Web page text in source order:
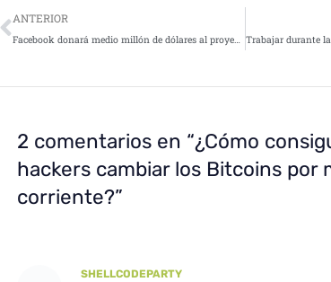
Ant
ANTERIOR
Facebook donará medio millón de dólares al proyecto Defending Digital Democracy
2 comentarios en “¿Cómo
hackers cambiar los Bitcoins por
corriente?”
SHELLCODEPARTY